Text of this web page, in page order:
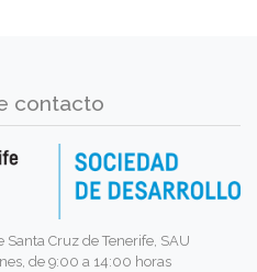
contacto
Cruz de Tenerife, SAU
de 9:00 a 14:00 horas